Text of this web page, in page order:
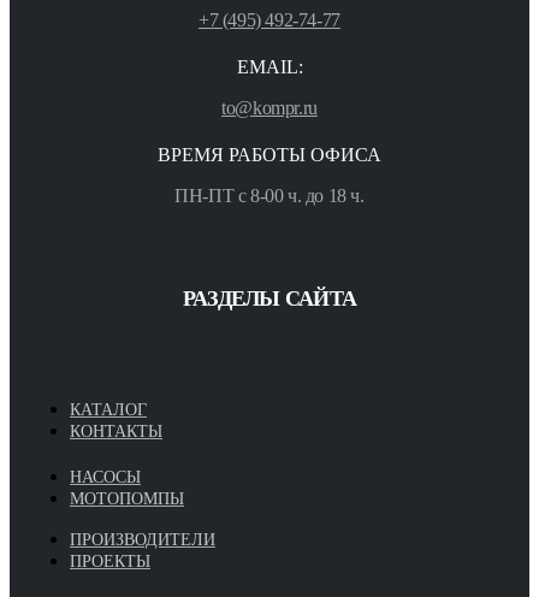
+7 (495) 492-74-77
EMAIL:
to@kompr.ru
ВРЕМЯ РАБОТЫ ОФИСА
ПН-ПТ с 8-00 ч. до 18 ч.
РАЗДЕЛЫ САЙТА
КАТАЛОГ
КОНТАКТЫ
НАСОСЫ
МОТОПОМПЫ
ПРОИЗВОДИТЕЛИ
ПРОЕКТЫ